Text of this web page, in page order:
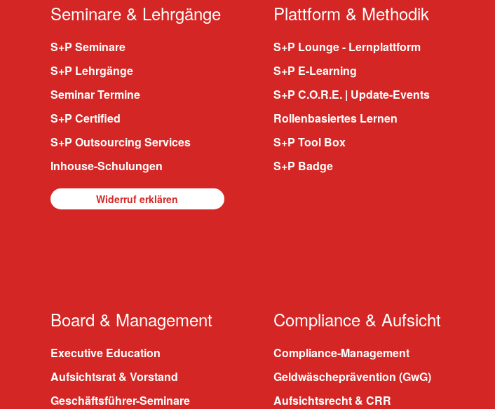
Seminare & Lehrgänge
S+P Seminare
S+P Lehrgänge
Seminar Termine
S+P Certified
S+P Outsourcing Services
Inhouse-Schulungen
Widerruf erklären
Plattform & Methodik
S+P Lounge - Lernplattform
S+P E-Learning
S+P C.O.R.E. | Update-Events
Rollenbasiertes Lernen
S+P Tool Box
S+P Badge
Board & Management
Executive Education
Aufsichtsrat & Vorstand
Geschäftsführer-Seminare
Compliance & Aufsicht
Compliance-Management
Geldwäscheprävention (GwG)
Aufsichtsrecht & CRR